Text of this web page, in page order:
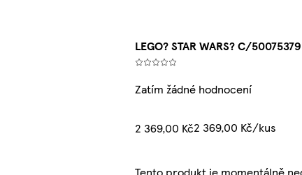
LEGO? STAR WARS? C/
Zatím žádné hodnocení
2 369,00 Kč2 369,00 Kč/kus